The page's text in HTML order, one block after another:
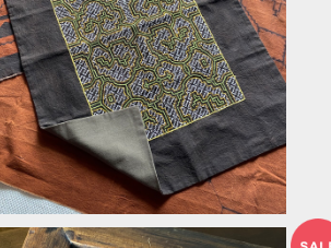
中型刺繍 緑と黄色裏付きマット 額
装、タペストリー シピボ族の手刺繍
特注サイズ
¥15,000